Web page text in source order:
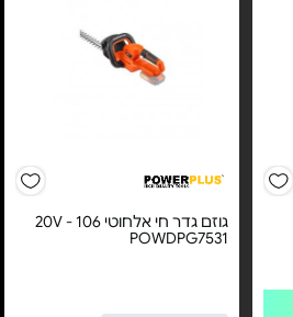
גוזם גדר חי אלחוטי 20V - 106
POWDPG7531